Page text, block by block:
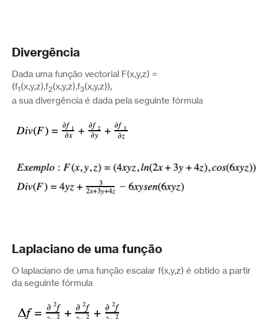
Divergência
Dada uma função vectorial F(x,y,z) =
(f1(x,y,z),f2(x,y,z),f3(x,y,z)),
a sua divergência é dada pela seguinte fórmula
Laplaciano de uma função
O laplaciano de uma função escalar f(x,y,z) é obtido a partir
da seguinte fórmula